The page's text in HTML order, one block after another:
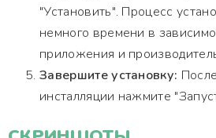
"Установить". Процесс
немного времени в
приложения и
Завершите установку:
инсталляции нажмите